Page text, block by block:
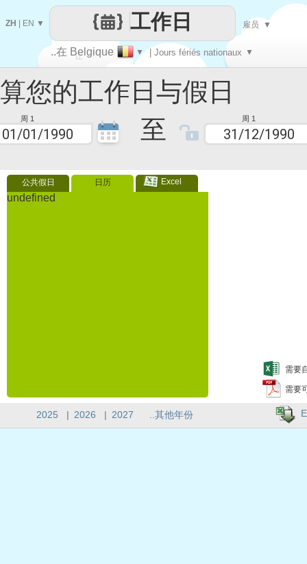
工作日与假日
周 1 至 周 1
公共假日 日历 Excel
undefined
需要
需要
让
每一天
..在 Belgique ▼ | Jours fériés nationaux ▼
工作日
ZH EN ▼ 雇员 ▼
2025 | 2026 | 2027 ..其他年份